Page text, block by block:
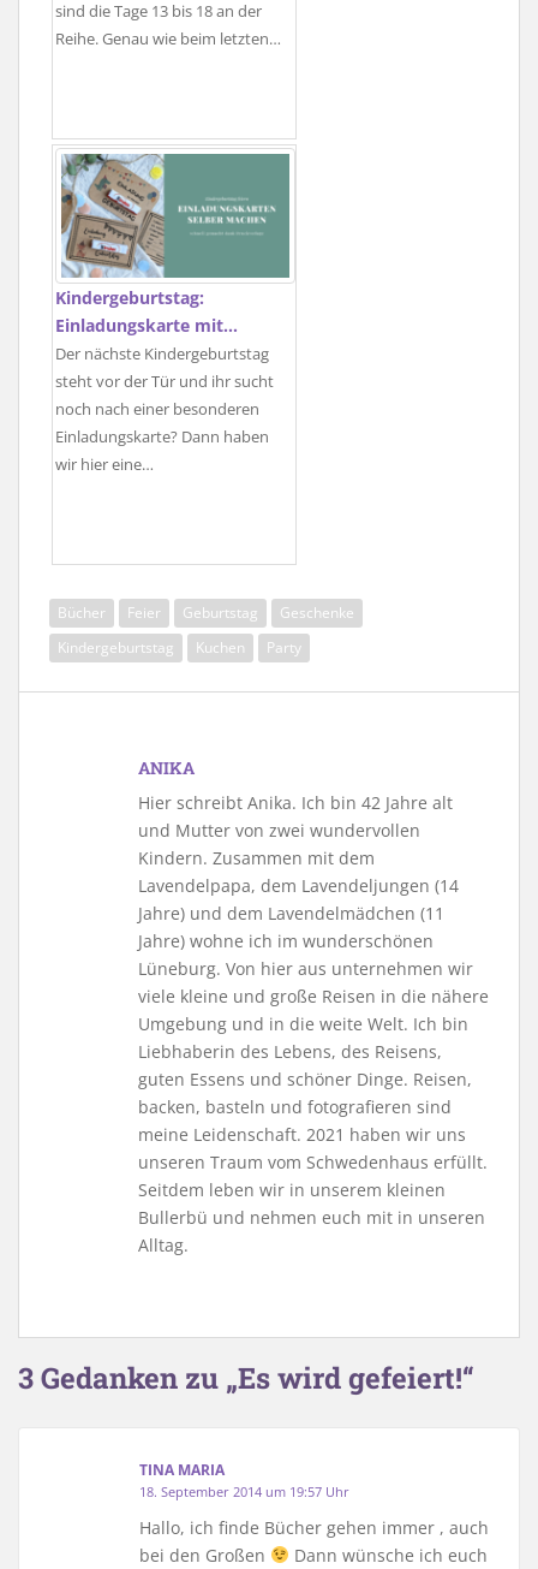
sind die Tage 13 bis 18 an der
Reihe. Genau wie beim letzten…
Kindergeburtstag:
Einladungskarte mit…
Der nächste Kindergeburtstag
steht vor der Tür und ihr sucht
noch nach einer besonderen
Einladungskarte? Dann haben
wir hier eine…
Bücher Feier Geburtstag
Geschenke
Kindergeburtstag
Kuchen Party
ANIKA
Hier schreibt Anika. Ich bin 42 Jahre alt
und Mutter von zwei wundervollen
Kindern. Zusammen mit dem
Lavendelpapa, dem Lavendeljungen (14
Jahre) und dem Lavendelmädchen (11
Jahre) wohne ich im wunderschönen
Lüneburg. Von hier aus unternehmen wir
viele kleine und große Reisen in die nähere
Umgebung und in die weite Welt. Ich bin
Liebhaberin des Lebens, des Reisens,
guten Essens und schöner Dinge. Reisen,
backen, basteln und fotografieren sind
meine Leidenschaft. 2021 haben wir uns
unseren Traum vom Schwedenhaus erfüllt.
Seitdem leben wir in unserem kleinen
Bullerbü und nehmen euch mit in unseren
Alltag.
3 Gedanken zu „Es wird gefeiert!“
TINA MARIA
18. September 2014 um 19:57 Uhr
Hallo, ich finde Bücher gehen immer , auch
bei den Großen
Dann wünsche ich euch